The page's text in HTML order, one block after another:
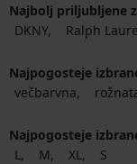
Najbolj priljubljene
DKNY
Ralph
Najpogosteje
večbarvna
Najpogosteje
L
M XL S